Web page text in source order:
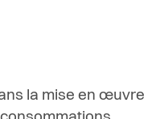
la mise en œuvre